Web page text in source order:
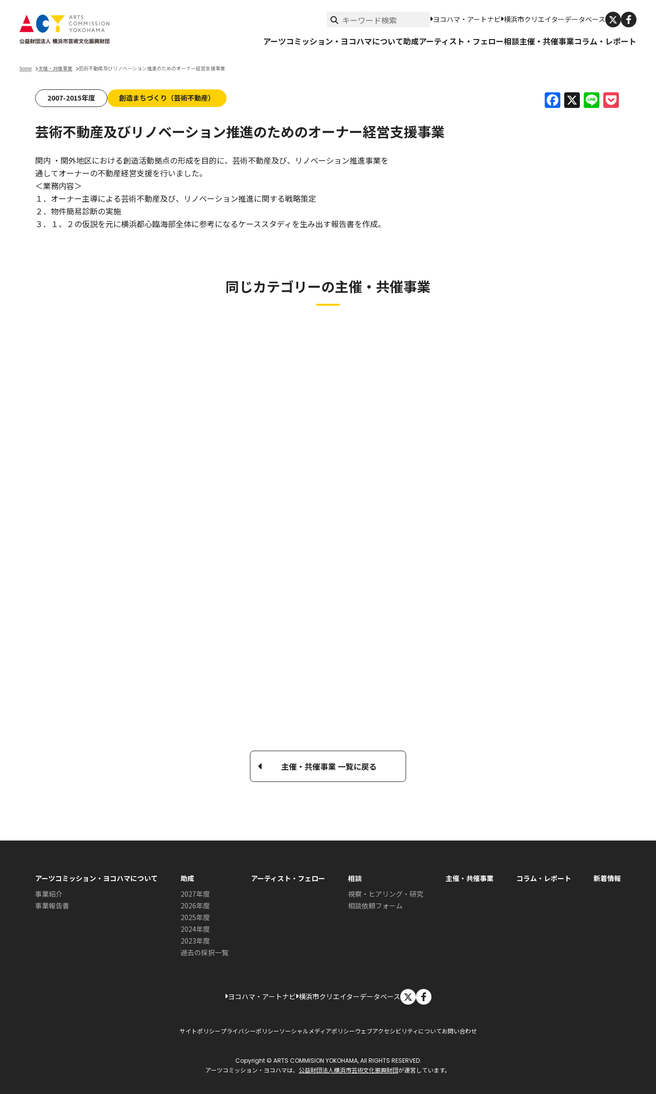
ヨコハマ・アートナビ 横浜市クリエイターデータベース
アーツコミッション・ヨコハマについて助成アーティスト・フェロー相談主催・共催事業コラム・レポート
home 主催・共催事業 芸術不動産及びリノベーション推進のためのオーナー経営支援事業
2007-2015年度 創造まちづくり（芸術不動産） Facebook
X Line
芸術不動産及びリノベーション推進のためのオーナー経営支援事業
関内 ・関外地区における創造活動拠点の形成を目的に、芸術不動産及び、リノベーション推進事業を
通してオーナーの不動産経営支援を行いました。
＜業務内容＞
１．オーナー主導による芸術不動産及び、リノベーション推進に関する戦略策定
２．物件簡易診断の実施
３．１、２の仮説を元に横浜都心臨海部全体に参考になるケーススタディを生み出す報告書を作成。
同じカテゴリーの主催・共催事業
主催・共催事業 一覧に戻る
アーツコミッション・ヨコハマについて
事業紹介
事業報告書
助成
2027年度
2026年度
2025年度
2024年度
2023年度
過去の採択一覧
アーティスト・フェロー
相談
視察・ヒアリング・研究
相談依頼フォーム
主催・共催事業 コラム・レポート 新着情報
ヨコハマ・アートナビ 横浜市クリエイターデータベース X
サイトポリシープライバシーポリシーソーシャルメディアポリシーウェブアクセシビリティについてお問い合わせ
Copyright © ARTS COMMISION YOKOHAMA, All RIGHTS RESERVED.
アーツコミッション・ヨコハマは、 公益財団法人横浜市芸術文化振興財団が運営しています。